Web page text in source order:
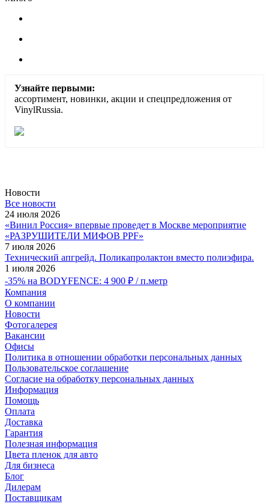
Узнайте первыми:
ассортимент, новинки, акции и спецпредложения от
VinylRussia.
Новости
Все новости
24 июля 2026
«Винил Россия» впервые проведет в Москве мероприятие
«РАЗРУШИТЕЛИ МИФОВ PPF»
7 июля 2026
Технический апгрейд. Поликапролактон вместо полиэфира.
1 июля 2026
-35% на BODYFENCE: 4 900 ₽ / п.метр
Компания
О компании
Новости
Фотогалерея
Вакансии
Офисы
Политика в отношении обработки персональных данных
Пользовательское соглашение
Согласие на обработку персональных данных
Информация
Помощь
Оплата
Доставка
Гарантия
Полезная информация
Цвета пленок для авто
Для бизнеса
Блог
Дилерам
Поставщикам